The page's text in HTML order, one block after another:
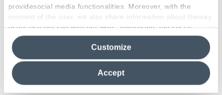
providesocial media functionalities. Moreover, with the
consent of the user, we also share information about theway
users use our site with our web, advertising and social
media analytics partners, who may combine itwith other
information in their possession. By closing this banner,
clicking on "Reject", it will be possible tocontinue browsing
the site after installing only technical cookies. For more
information see the
Cookie Policy
Accept
Customize
12 STOREEZ : esthétique et design dans les
nouvelles boutiques de Moscou